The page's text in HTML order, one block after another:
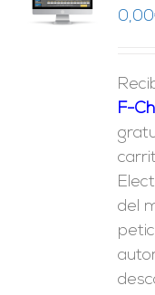
0,00
F-
del